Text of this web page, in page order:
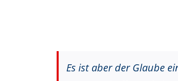
Es ist aber der Glaube